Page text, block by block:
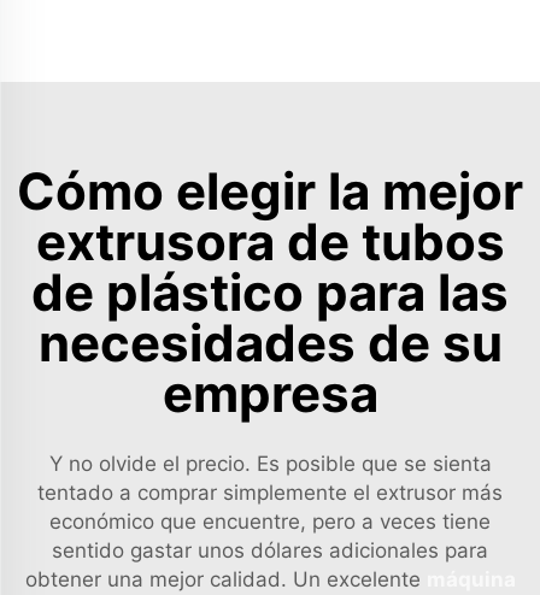
Cómo elegir la mejor
extrusora de tubos
de plástico para las
necesidades de su
empresa
Y no olvide el precio. Es posible que se sienta
tentado a comprar simplemente el extrusor más
económico que encuentre, pero a veces tiene
sentido gastar unos dólares adicionales para
obtener una mejor calidad. Un excelente